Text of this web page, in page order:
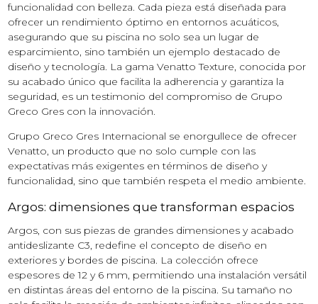
funcionalidad con belleza. Cada pieza está diseñada para
ofrecer un rendimiento óptimo en entornos acuáticos,
asegurando que su piscina no solo sea un lugar de
esparcimiento, sino también un ejemplo destacado de
diseño y tecnología. La gama Venatto Texture, conocida por
su acabado único que facilita la adherencia y garantiza la
seguridad, es un testimonio del compromiso de Grupo
Greco Gres con la innovación.
Grupo Greco Gres Internacional se enorgullece de ofrecer
Venatto, un producto que no solo cumple con las
expectativas más exigentes en términos de diseño y
funcionalidad, sino que también respeta el medio ambiente.
Argos: dimensiones que transforman espacios
Argos, con sus piezas de grandes dimensiones y acabado
antideslizante C3, redefine el concepto de diseño en
exteriores y bordes de piscina. La colección ofrece
espesores de 12 y 6 mm, permitiendo una instalación versátil
en distintas áreas del entorno de la piscina. Su tamaño no